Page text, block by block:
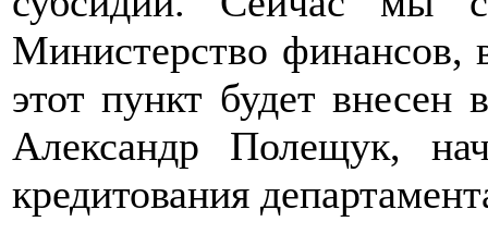
Министерство финансов,
этот пункт будет
Александр Полещук,
кредитования